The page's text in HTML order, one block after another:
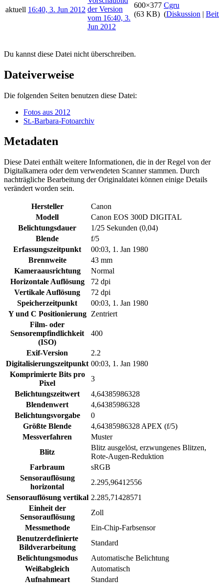
aktuell 16:40, 3. Jun 2012
600×377
(63 KB)
Cgru
(Diskussion |
Du kannst diese Datei nicht überschreiben.
Dateiverweise
Die folgenden Seiten benutzen diese Datei:
Fotos aus 2012
St.-Barbara-Fotoarchiv
Metadaten
Diese Datei enthält weitere Informationen, die in der Regel von der
Digitalkamera oder dem verwendeten Scanner stammen. Durch
nachträgliche Bearbeitung der Originaldatei können einige Details
verändert worden sein.
Hersteller
Canon
Modell
Canon EOS 300D DIGITAL
Belichtungsdauer
1/25 Sekunden (0,04)
Blende
f/5
Erfassungszeitpunkt
00:03, 1. Jan 1980
Brennweite
43 mm
Kameraausrichtung
Normal
Horizontale Auflösung
72 dpi
Vertikale Auflösung
72 dpi
Speicherzeitpunkt
00:03, 1. Jan 1980
Y und C Positionierung
Zentriert
Film- oder
Sensorempfindlichkeit
(ISO)
400
Exif-Version
2.2
Digitalisierungszeitpunkt 00:03, 1. Jan 1980
Komprimierte Bits pro
Pixel
3
Belichtungszeitwert
4,64385986328
Blendenwert
4,64385986328
Belichtungsvorgabe
0
Größte Blende
4,64385986328 APEX (f/5)
Messverfahren
Muster
Blitz
Blitz ausgelöst, erzwungenes Blitzen,
Rote-Augen-Reduktion
Farbraum
sRGB
Sensorauflösung
horizontal
2.295,96412556
Sensorauflösung vertikal 2.285,71428571
Einheit der
Sensorauflösung
Zoll
Messmethode
Ein-Chip-Farbsensor
Benutzerdefinierte
Bildverarbeitung
Standard
Belichtungsmodus
Automatische Belichtung
Weißabgleich
Automatisch
Aufnahmeart
Standard